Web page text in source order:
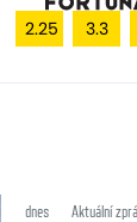
2.25 3.3
dnes Aktuální